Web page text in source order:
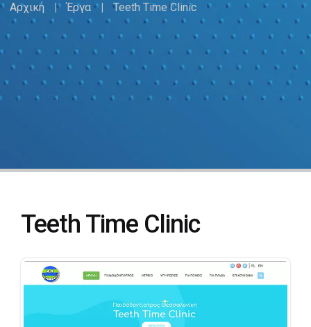
Αρχική Έργα Teeth Time Clinic
Teeth Time Clinic